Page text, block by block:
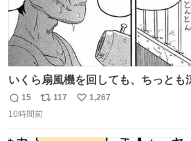
いくら扇風機を回しても、ちっとも涼
安鉄筋家族
返
信
15
リ
ポ
117
い
1,267
10時間前